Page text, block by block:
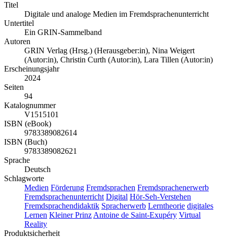
Titel
Digitale und analoge Medien im Fremdsprachenunterricht
Untertitel
Ein GRIN-Sammelband
Autoren
GRIN Verlag (Hrsg.) (Herausgeber:in), Nina Weigert
(Autor:in), Christin Curth (Autor:in), Lara Tillen (Autor:in)
Erscheinungsjahr
2024
Seiten
94
Katalognummer
V1515101
ISBN (eBook)
9783389082614
ISBN (Buch)
9783389082621
Sprache
Deutsch
Schlagworte
Medien Förderung Fremdsprachen Fremdsprachenerwerb
Fremdsprachenunterricht Digital Hör-Seh-Verstehen
Fremdsprachendidaktik Spracherwerb Lerntheorie digitales
Lernen Kleiner Prinz Antoine de Saint-Exupéry Virtual
Reality
Produktsicherheit